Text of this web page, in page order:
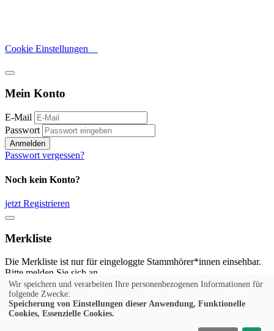
Cookie Einstellungen
Mein Konto
E-Mail
Passwort
Anmelden
Passwort vergessen?
Noch kein Konto?
jetzt Registrieren
Merkliste
Die Merkliste ist nur für eingeloggte Stammhörer*innen einsehbar.
Bitte melden Sie sich an.
Anmelden
Noch kein Konto?
Wir speichern und verarbeiten Ihre personenbezogenen Informationen für
folgende Zwecke:
Speicherung von Einstellungen dieser Anwendung, Funktionelle
Cookies, Essenzielle Cookies.